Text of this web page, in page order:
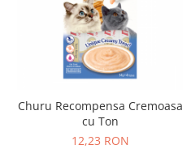
Churu Recompensa Cremoasa
cu Ton
12,23 RON